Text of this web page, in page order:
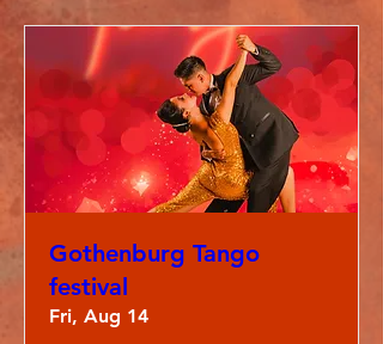
Gothenburg Tango
festival
Fri, Aug 14